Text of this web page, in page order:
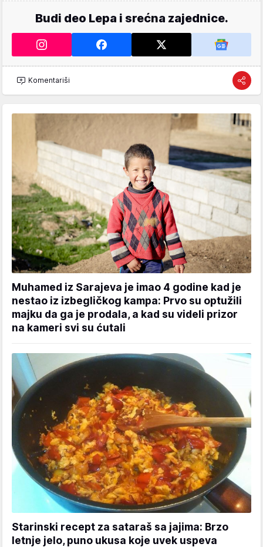
Budi deo Lepa i srećna zajednice.
Komentariši
Muhamed iz Sarajeva je imao 4 godine kad je
nestao iz izbegličkog kampa: Prvo su optužili
majku da ga je prodala, a kad su videli prizor
na kameri svi su ćutali
Starinski recept za sataraš sa jajima: Brzo
letnje jelo, puno ukusa koje uvek uspeva